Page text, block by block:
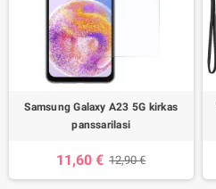
Samsung Galaxy A23 5G kirkas
panssarilasi
11,60 € 12,90 €